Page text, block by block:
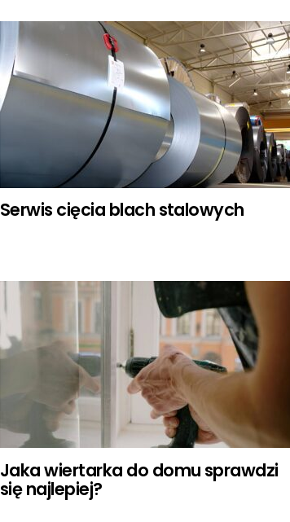
Serwis cięcia blach stalowych
Jaka wiertarka do domu sprawdzi
się najlepiej?